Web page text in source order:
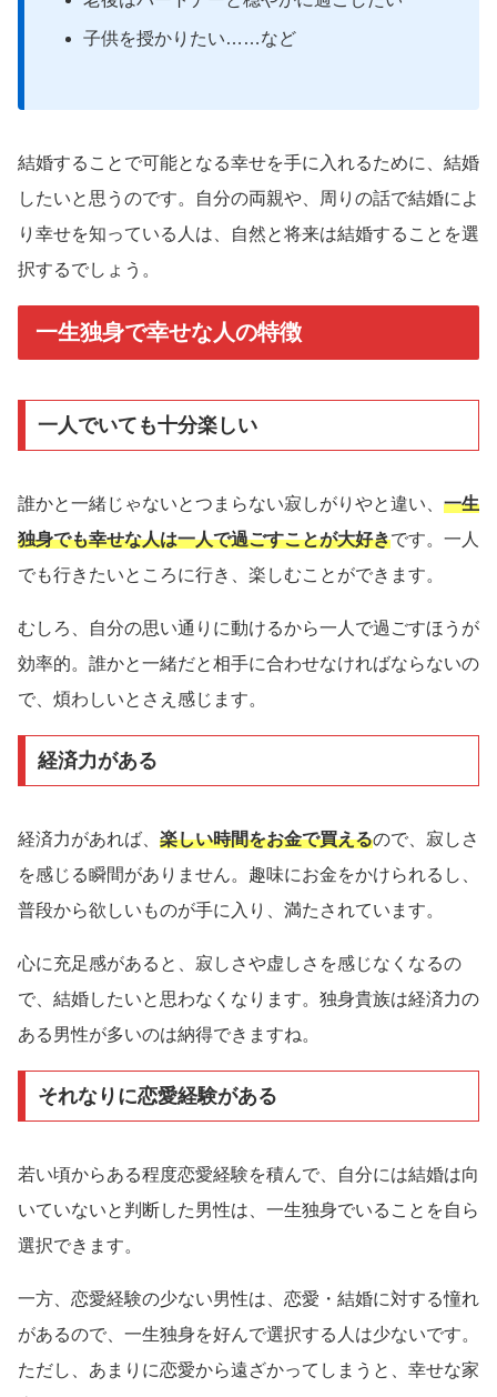
子供を授かりたい……など
結婚することで可能となる幸せを手に入れるために、結婚
したいと思うのです。自分の両親や、周りの話で結婚によ
り幸せを知っている人は、自然と将来は結婚することを選
択するでしょう。
一生独身で幸せな人の特徴
一人でいても十分楽しい
誰かと一緒じゃないとつまらない寂しがりやと違い、 一生
独身でも幸せな人は一人で過ごすことが大好きです。一人
でも行きたいところに行き、楽しむことができます。
むしろ、自分の思い通りに動けるから一人で過ごすほうが
効率的。誰かと一緒だと相手に合わせなければならないの
で、煩わしいとさえ感じます。
経済力がある
経済力があれば、 楽しい時間をお金で買えるので、寂しさ
を感じる瞬間がありません。趣味にお金をかけられるし、
普段から欲しいものが手に入り、満たされています。
心に充足感があると、寂しさや虚しさを感じなくなるの
で、結婚したいと思わなくなります。独身貴族は経済力の
ある男性が多いのは納得できますね。
それなりに恋愛経験がある
若い頃からある程度恋愛経験を積んで、自分には結婚は向
いていないと判断した男性は、一生独身でいることを自ら
選択できます。
一方、恋愛経験の少ない男性は、恋愛・結婚に対する憧れ
があるので、一生独身を好んで選択する人は少ないです。
ただし、あまりに恋愛から遠ざかってしまうと、幸せな家